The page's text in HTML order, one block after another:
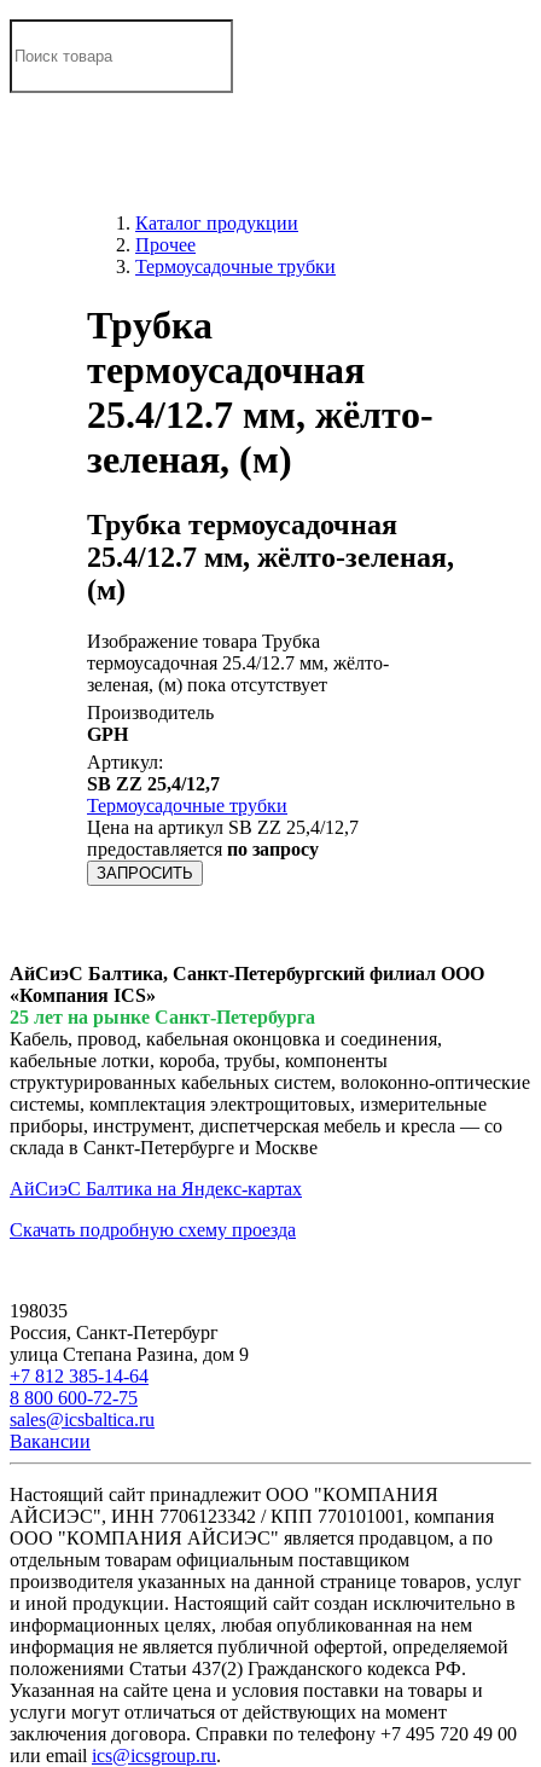
Каталог продукции
Прочее
Термоусадочные трубки
Трубка
термоусадочная
25.4/12.7 мм, жёлто-
зеленая, (м)
Трубка термоусадочная
25.4/12.7 мм, жёлто-зеленая,
(м)
Изображение товара Трубка
термоусадочная 25.4/12.7 мм, жёлто-
зеленая, (м) пока отсутствует
Производитель
GPH
Артикул:
SB ZZ 25,4/12,7
Термоусадочные трубки
Цена на артикул SB ZZ 25,4/12,7
предоставляется по запросу
ЗАПРОСИТЬ
АйСиэС Балтика, Санкт-Петербургский филиал ООО
«Компания ICS»
25 лет на рынке Санкт-Петербурга
Кабель, провод, кабельная оконцовка и соединения,
кабельные лотки, короба, трубы, компоненты
структурированных кабельных систем, волоконно-оптические
системы, комплектация электрощитовых, измерительные
приборы, инструмент, диспетчерская мебель и кресла — со
склада в Санкт-Петербурге и Москве
АйСиэС Балтика на Яндекс-картах
Скачать подробную схему проезда
198035
Россия, Санкт-Петербург
улица Степана Разина, дом 9
+7 812 385-14-64
8 800 600-72-75
sales@icsbaltica.ru
Вакансии
Настоящий сайт принадлежит ООО "КОМПАНИЯ
АЙСИЭС", ИНН 7706123342 / КПП 770101001, компания
ООО "КОМПАНИЯ АЙСИЭС" является продавцом, а по
отдельным товарам официальным поставщиком
производителя указанных на данной странице товаров, услуг
и иной продукции. Настоящий сайт создан исключительно в
информационных целях, любая опубликованная на нем
информация не является публичной офертой, определяемой
положениями Статьи 437(2) Гражданского кодекса РФ.
Указанная на сайте цена и условия поставки на товары и
услуги могут отличаться от действующих на момент
заключения договора. Справки по телефону +7 495 720 49 00
или email ics@icsgroup.ru.